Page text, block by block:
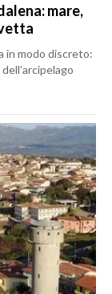
mare,
in modo discreto: